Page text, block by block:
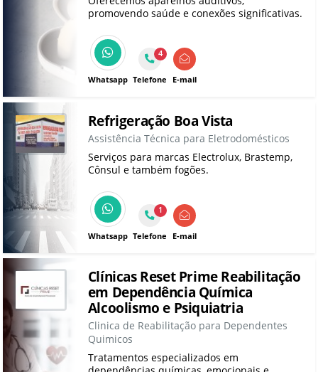
promovendo saúde e conexões significativas.
Whatsapp
4
Telefone E-mail
Refrigeração Boa Vista
Assistência Técnica para Eletrodomésticos
Serviços para marcas Electrolux, Brastemp,
Cônsul e também fogões.
Whatsapp
1
Telefone E-mail
Clínicas Reset Prime Reabilitação
em Dependência Química
Alcoolismo e Psiquiatria
Clinica de Reabilitação para Dependentes
Quimicos
Tratamentos especializados em